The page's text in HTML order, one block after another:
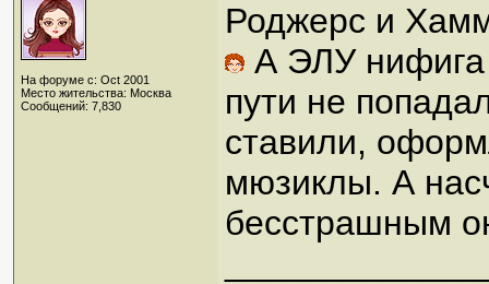
На форуме с: Oct 2001
Место жительства: Москва
Сообщений: 7,830
Роджерс и
А ЭЛУ
пути не
ставили,
мюзиклы. А
бесстрашным